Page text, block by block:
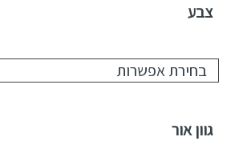
צבע
גוון אור